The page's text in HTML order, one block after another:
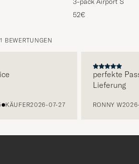
Melange
52€
BEWERTUNGEN
KÄUFER2026-07-27
perfekte
Lieferung
RONNY W